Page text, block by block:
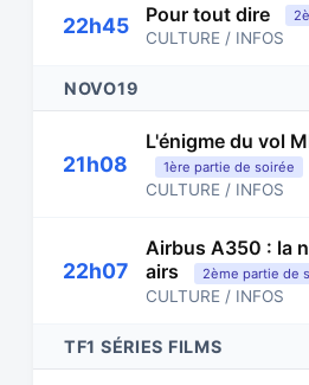
22h45 Pour tout dire
CULTURE / INFOS
NOVO19
21h08
L'énigme du vol
1ère partie de soirée
CULTURE / INFOS
22h07
Airbus A350 : la
airs
2ème partie de
CULTURE / INFOS
TF1 SÉRIES FILMS